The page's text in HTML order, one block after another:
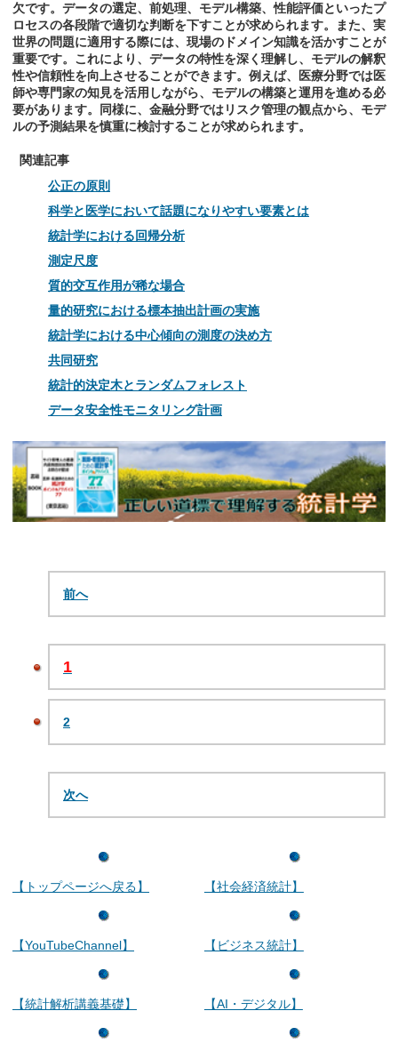
欠です。データの選定、前処理、モデル構築、性能評価といったプ
ロセスの各段階で適切な判断を下すことが求められます。また、実
世界の問題に適用する際には、現場のドメイン知識を活かすことが
重要です。これにより、データの特性を深く理解し、モデルの解釈
性や信頼性を向上させることができます。例えば、医療分野では医
師や専門家の知見を活用しながら、モデルの構築と運用を進める必
要があります。同様に、金融分野ではリスク管理の観点から、モデ
ルの予測結果を慎重に検討することが求められます。
関連記事
公正の原則
科学と医学において話題になりやすい要素とは
統計学における回帰分析
測定尺度
質的交互作用が稀な場合
量的研究における標本抽出計画の実施
統計学における中心傾向の測度の決め方
共同研究
統計的決定木とランダムフォレスト
データ安全性モニタリング計画
前へ
1
2
次へ
【トップページへ戻る】
【YouTubeChannel】
【統計解析講義基礎】
【社会経済統計】
【ビジネス統計】
【AI・デジタル】